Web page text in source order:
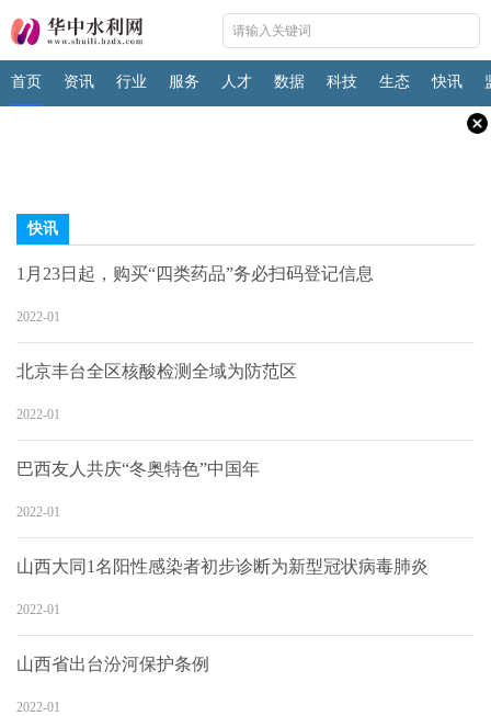
首页 资讯 行业 服务 人才 数据 科技 生态 快讯
快讯
1月23日起，购买“四类药品”务必扫码登记信息
2022-01
北京丰台全区核酸检测全域为防范区
2022-01
巴西友人共庆“冬奥特色”中国年
2022-01
山西大同1名阳性感染者初步诊断为新型冠状病毒肺炎
2022-01
山西省出台汾河保护条例
2022-01